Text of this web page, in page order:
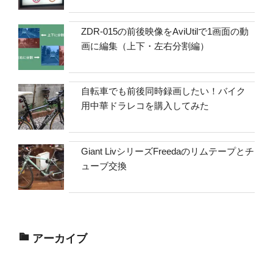
ZDR-015の前後映像をAviUtilで1画面の動
画に編集（上下・左右分割編）
自転車でも前後同時録画したい！バイク
用中華ドラレコを購入してみた
Giant LivシリーズFreedaのリムテープとチ
ューブ交換
アーカイブ